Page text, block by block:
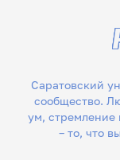
Саратовский
сообщество.
ум, стремление к диалогу, системность и трудолюбие
– то, что